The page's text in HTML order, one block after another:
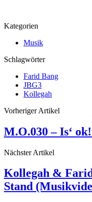
Kategorien
Musik
Schlagwörter
Farid Bang
JBG3
Kollegah
Vorheriger Artikel
M.O.030 – Is‘
Nächster Artikel
Kollegah &
Stand